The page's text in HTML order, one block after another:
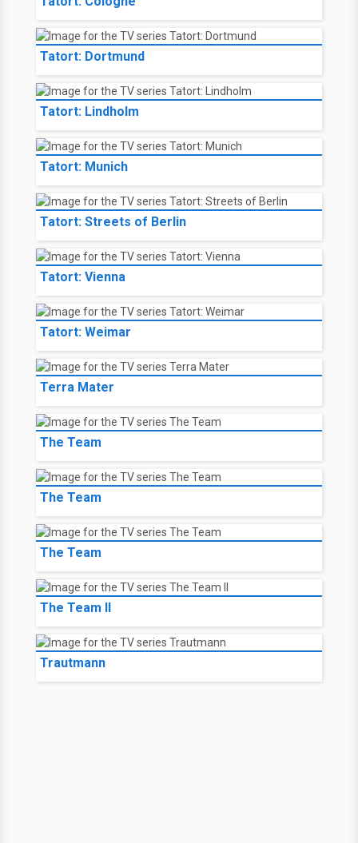
Tatort: Dortmund
Tatort: Lindholm
Tatort: Munich
Tatort: Streets of Berlin
Tatort: Vienna
Tatort: Weimar
Terra Mater
The Team
The Team
The Team
The Team II
Trautmann